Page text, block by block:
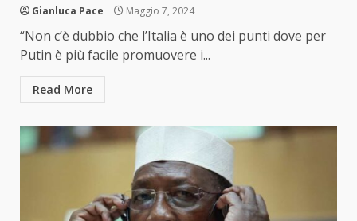
Gianluca Pace Maggio 7, 2024
“Non c’è dubbio che l’Italia è uno dei punti dove per
Putin è più facile promuovere i...
Read More